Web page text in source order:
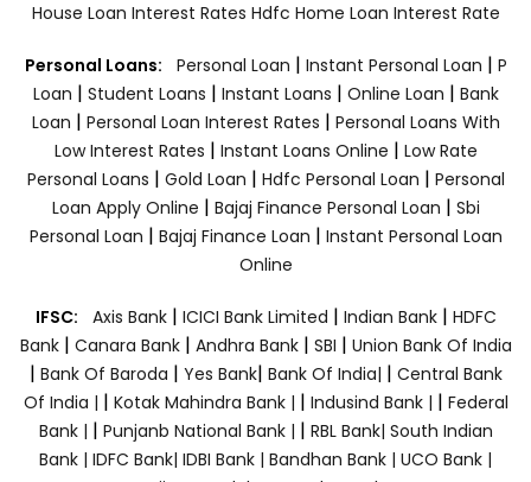
House Loan Interest Rates Hdfc Home Loan Interest Rate
Personal Loans: Personal Loan | Instant Personal Loan | P
Loan | Student Loans | Instant Loans | Online Loan | Bank
Loan | Personal Loan Interest Rates | Personal Loans With
Low Interest Rates | Instant Loans Online | Low Rate
Personal Loans | Gold Loan | Hdfc Personal Loan | Personal
Loan Apply Online | Bajaj Finance Personal Loan | Sbi
Personal Loan | Bajaj Finance Loan | Instant Personal Loan
Online
IFSC: Axis Bank | ICICI Bank Limited | Indian Bank | HDFC
Bank| Canara Bank | Andhra Bank| SBI | Union Bank Of India
| Bank Of Baroda | Yes Bank| Bank Of India| | Central Bank
Of India | | Kotak Mahindra Bank | | Indusind Bank | | Federal
Bank | | Punjanb National Bank | | RBL Bank| South Indian
Bank | IDFC Bank| IDBI Bank | Bandhan Bank | UCO Bank |